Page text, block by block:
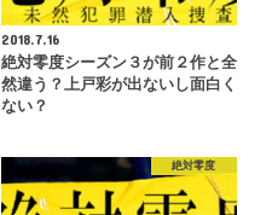
2018.7.16
絶対零度シーズン３が前２作と全
然違う？上戸彩が出ないし面白く
ない？
絶対零度